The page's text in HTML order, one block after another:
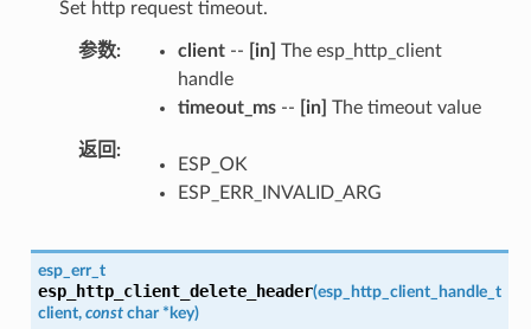
Set http request timeout.
参数 client-- [in] The esp_http_client
handle
timeout_ms-- [in] The timeout value
返回
ESP_OK
ESP_ERR_INVALID_ARG
esp_err_t
esp_http_client_delete_header(esp_http_client_handle_t
client, const char * key)